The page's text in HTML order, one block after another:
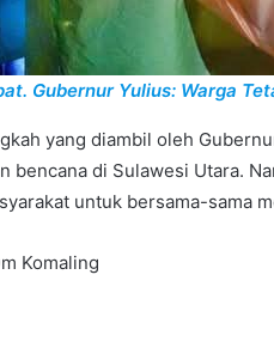
Gubernur Yulius: Warga
yang diambil oleh
bencana di Sulawesi Utara.
untuk bersama-sama
Komaling